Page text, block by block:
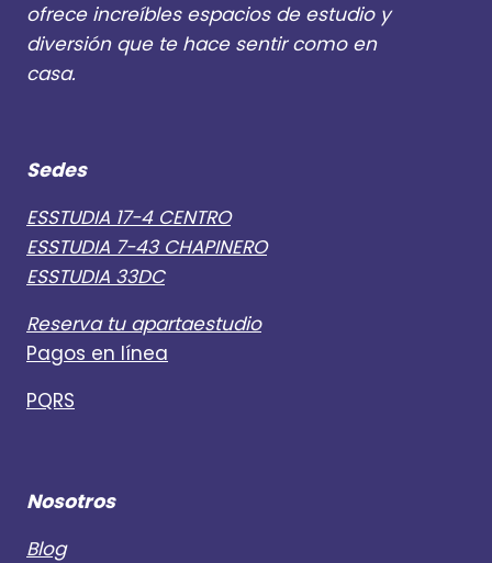
ofrece increíbles espacios de estudio y
diversión que te hace sentir como en
casa.
Sedes
ESSTUDIA 17-4 CENTRO
ESSTUDIA 7-43 CHAPINERO
ESSTUDIA 33DC
Reserva tu apartaestudio
Pagos en línea
PQRS
Nosotros
Blog